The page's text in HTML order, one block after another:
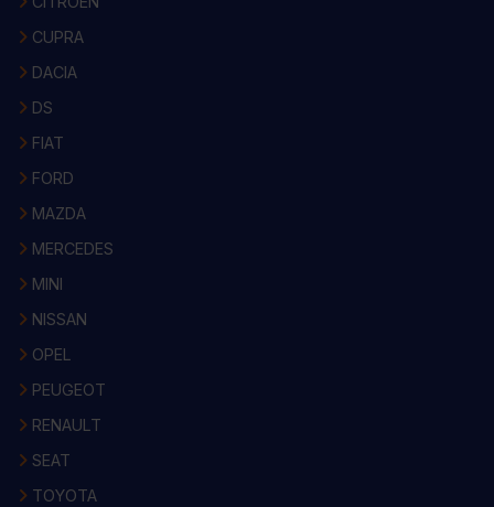
CUPRA
DACIA
DS
FIAT
FORD
MAZDA
MERCEDES
MINI
NISSAN
OPEL
PEUGEOT
RENAULT
SEAT
TOYOTA